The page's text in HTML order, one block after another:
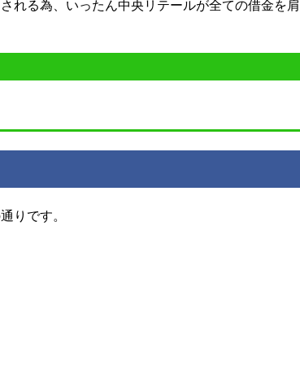
れる為、いったん中央リテールが全ての借金を
りです。